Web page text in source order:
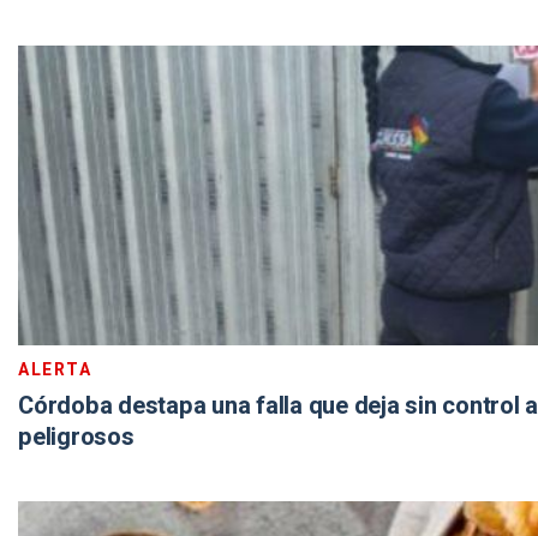
ALERTA
Córdoba destapa una falla que deja sin control
peligrosos